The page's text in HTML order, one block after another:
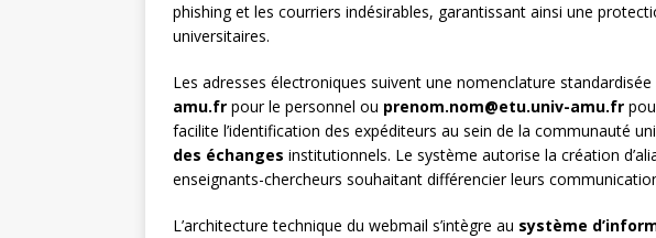
phishing et les courriers indésirables, garantissant ainsi une
universitaires.
Les adresses électroniques suivent une nomenclature
amu.fr pour le personnel ou prenom.nom@etu.univ-amu.fr
facilite l’identification des expéditeurs au sein de la communauté
des échanges institutionnels. Le système autorise la création
enseignants-chercheurs souhaitant différencier leurs
L’architecture technique du webmail s’intègre au système